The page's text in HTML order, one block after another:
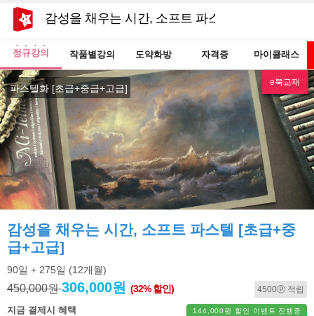
감성을 채우는 시간, 소프트 파스텔 [초급+중급+
정규강의 작품별강의 도약화방 자격증 마이클래스
NEW
e북교재
파스텔화 [초급+중급+고급]
감성을 채우는 시간, 소프트 파스텔 [초급+중
급+고급]
90일 + 275일 (12개월)
450,000원306,000원 (32% 할인) 4500ⓟ 적립
지금 결제시 혜택 144,000원 할인 이벤트 진행중